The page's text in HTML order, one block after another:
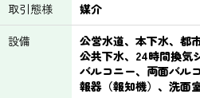
取引態様
媒介
設備
公営水道、本下水、都
公共下水、24時間換気
バルコニー、両面バル
報器（報知機）、洗面